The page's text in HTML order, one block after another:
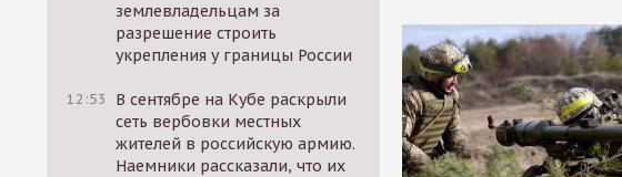
землевладельцам за
разрешение строить
укрепления у границы России
12:53
В сентябре на Кубе раскрыли
сеть вербовки местных
жителей в российскую армию.
Наемники рассказали, что их